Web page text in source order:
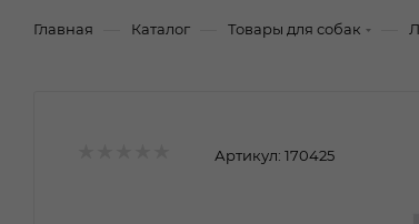
Главная Каталог Товары для собак
Артикул: 170425